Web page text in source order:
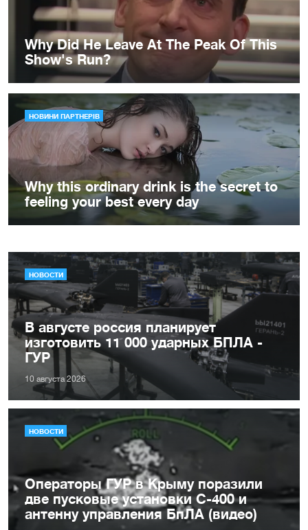
НОВОСТИ
В августе россия планирует
изготовить 11 000 ударных БПЛА -
ГУР
10 августа 2026
НОВОСТИ
Операторы ГУР в Крыму поразили
две пусковые установки С-400 и
антенну управления БпЛА (видео)